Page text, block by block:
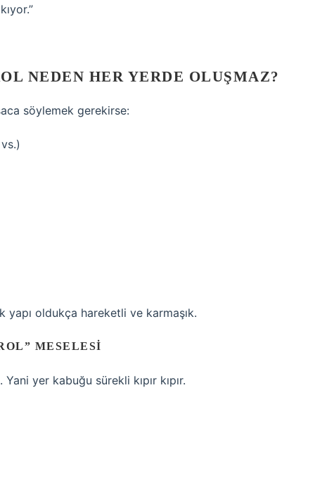
NEDEN HER YERDE OLUŞMAZ?
söylemek gerekirse:
oldukça hareketli ve karmaşık.
MESELESI
yer kabuğu sürekli kıpır kıpır.